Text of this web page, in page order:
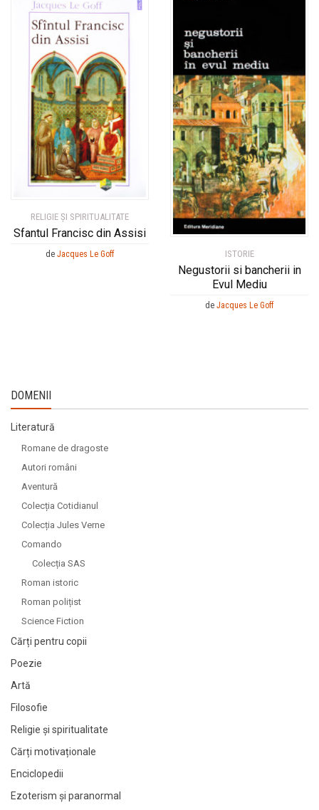
RELIGIE ȘI SPIRITUALITATE
Sfantul Francisc din Assisi
de Jacques Le Goff ISTORIE
Negustorii si bancherii in
Evul Mediu
de Jacques Le Goff
DOMENII
Literatură
Romane de dragoste
Autori români
Aventură
Colecția Cotidianul
Colecția Jules Verne
Comando
Colecția SAS
Roman istoric
Roman polițist
Science Fiction
Cărți pentru copii
Poezie
Artă
Filosofie
Religie și spiritualitate
Cărți motivaționale
Enciclopedii
Ezoterism și paranormal